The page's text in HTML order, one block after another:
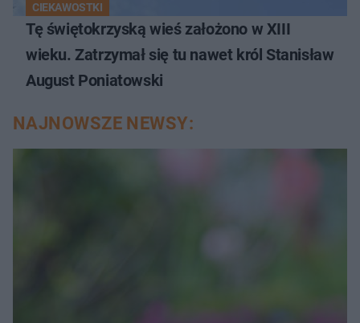
CIEKAWOSTKI
Tę świętokrzyską wieś założono w XIII
wieku. Zatrzymał się tu nawet król Stanisław
August Poniatowski
NAJNOWSZE NEWSY: